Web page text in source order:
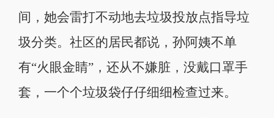
间，她会雷打不动地去垃圾投放点指导垃
圾分类。社区的居民都说，孙阿姨不单
有“火眼金睛”，还从不嫌脏，没戴口罩手
套，一个个垃圾袋仔仔细细检查过来。